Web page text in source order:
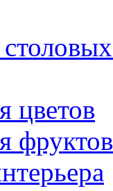
цветов
фруктов